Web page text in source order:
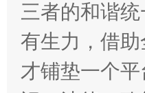
三者的和谐
有生力，借
才铺垫一个